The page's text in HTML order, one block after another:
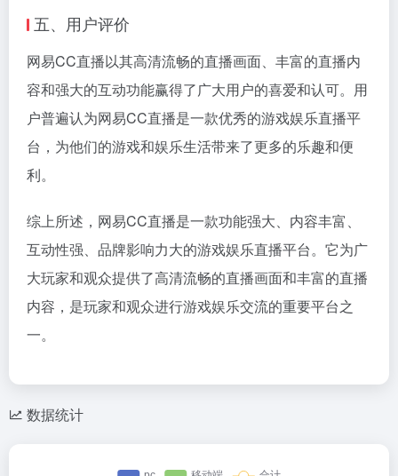
五、用户评价
网易CC直播以其高清流畅的直播画面、丰富的直播内
容和强大的互动功能赢得了广大用户的喜爱和认可。用
户普遍认为网易CC直播是一款优秀的游戏娱乐直播平
台，为他们的游戏和娱乐生活带来了更多的乐趣和便
利。
综上所述，网易CC直播是一款功能强大、内容丰富、
互动性强、品牌影响力大的游戏娱乐直播平台。它为广
大玩家和观众提供了高清流畅的直播画面和丰富的直播
内容，是玩家和观众进行游戏娱乐交流的重要平台之
一。
数据统计